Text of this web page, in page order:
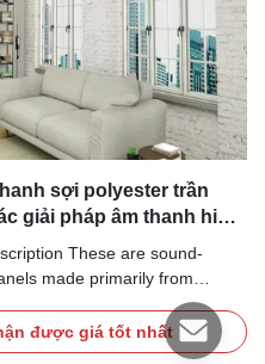
sợi polyester trần
giải pháp âm thanh hiện
These are sound-
made primarily from
(PET) fibers—the same
for plastic bottles. The fibers
bonded (heated and pressed)
được giá tốt nhất